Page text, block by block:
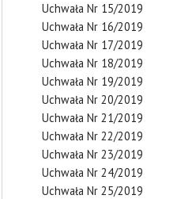
Uchwała Nr 15/2019
Uchwała Nr 16/2019
Uchwała Nr 17/2019
Uchwała Nr 18/2019
Uchwała Nr 19/2019
Uchwała Nr 20/2019
Uchwała Nr 21/2019
Uchwała Nr 22/2019
Uchwała Nr 23/2019
Uchwała Nr 24/2019
Uchwała Nr 25/2019